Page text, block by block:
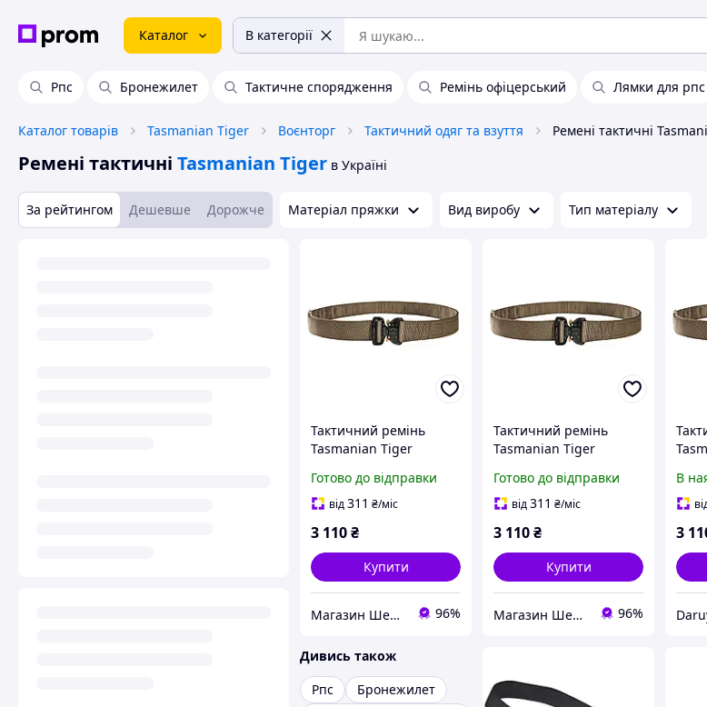
Каталог В категорії
Рпс Бронежилет Тактичне спорядження Ремінь офіцерський Лямки для рпс
Каталог товарів Tasmanian Tiger Воєнторг Тактичний одяг та взуття Ремені тактичні
Ремені тактичні Tasmanian Tiger в Україні
За рейтингом Дешевше Дорожче Матеріал пряжки Вид виробу Тип матеріалу
Тактичний ремінь
Tasmanian Tiger
Brown, L (105-125 см)
Готово до відправки
від311 ₴/міс
3 110₴
Купити
Магазин Шериф 96%
Тактичний ремінь
Tasmanian Tiger
Brown, XL (115-135 см)
Готово до відправки
від311 ₴/міс
3 110₴
Купити
Магазин Шериф 96%
В
3
Дивись також
Рпс
Бронежилет